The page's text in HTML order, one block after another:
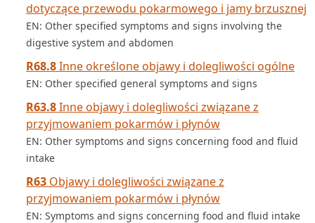
dotyczące przewodu pokarmowego i jamy brzusznej
EN: Other specified symptoms and signs involving the
digestive system and abdomen
R68.8Inne określone objawy i dolegliwości ogólne
EN: Other specified general symptoms and signs
R63.8Inne objawy i dolegliwości związane z
przyjmowaniem pokarmów i płynów
EN: Other symptoms and signs concerning food and fluid
intake
R63 Objawy i dolegliwości związane z
przyjmowaniem pokarmów i płynów
EN: Symptoms and signs concerning food and fluid intake